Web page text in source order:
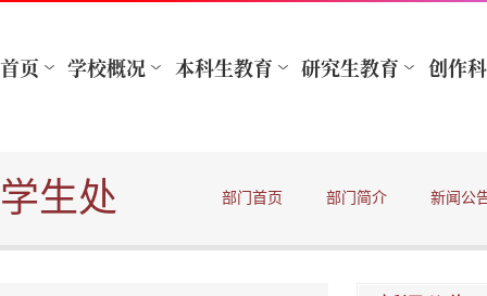
学生处 部门首页 部门简介 新闻公